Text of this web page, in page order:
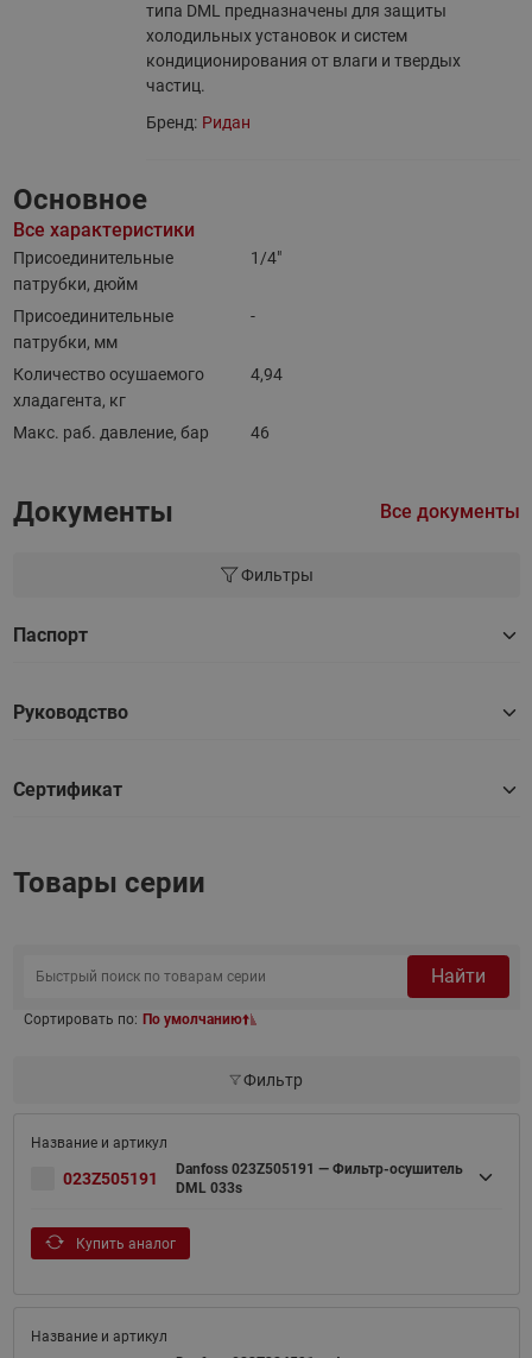
типа DML предназначены для защиты
холодильных установок и систем
кондиционирования от влаги и твердых
частиц.
Бренд: Ридан
Основное
Все характеристики
Присоединительные
патрубки, дюйм
1/4"
Присоединительные
патрубки, мм
-
Количество осушаемого
хладагента, кг
4,94
Макс. раб. давление, бар 46
Документы Все документы
Фильтры
Паспорт
Руководство
Сертификат
Товары серии
Найти
Сортировать по: По умолчанию
Фильтр
023Z505191
Danfoss 023Z505191 — Фильтр-осушитель
DML 033s
Купить аналог